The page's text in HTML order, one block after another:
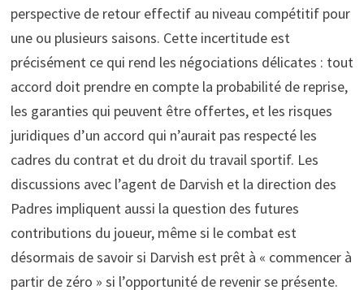
perspective de retour effectif au niveau compétitif pour
une ou plusieurs saisons. Cette incertitude est
précisément ce qui rend les négociations délicates : tout
accord doit prendre en compte la probabilité de reprise,
les garanties qui peuvent être offertes, et les risques
juridiques d’un accord qui n’aurait pas respecté les
cadres du contrat et du droit du travail sportif. Les
discussions avec l’agent de Darvish et la direction des
Padres impliquent aussi la question des futures
contributions du joueur, même si le combat est
désormais de savoir si Darvish est prêt à « commencer à
partir de zéro » si l’opportunité de revenir se présente.